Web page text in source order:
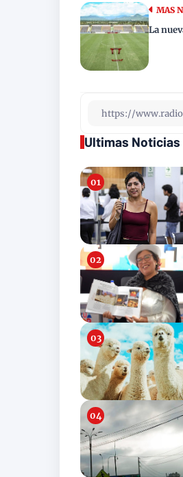
MAS
La
Ultimas Noticias